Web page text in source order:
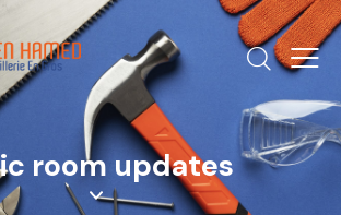
room updates